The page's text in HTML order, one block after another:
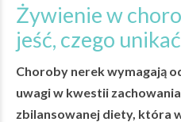
Żywienie w
jeść, czego
Choroby nerek wymagają
uwagi w kwestii
zbilansowanej diety, która